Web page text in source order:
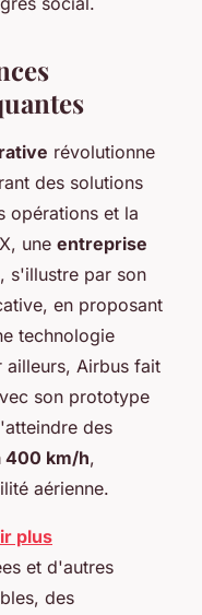
révolutionne
des solutions
opérations et la
une entreprise
, s'illustre par son
en proposant
technologie
ailleurs, Airbus fait
son prototype
des
400 km/h,
aérienne.
plus
et d'autres
des